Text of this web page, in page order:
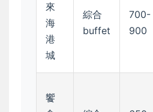
來
海
港
城
綜合
buffet
700-
900
饗